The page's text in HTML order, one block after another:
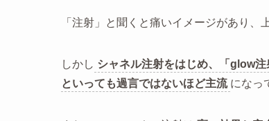
「注射」と聞くと痛いイメージがあり、
しかし シャネル注射をはじめ、「glow
といっても過言ではないほど主流 になっ